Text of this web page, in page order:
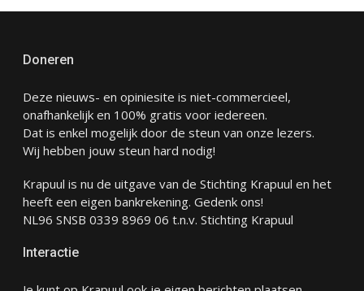
Doneren
Deze nieuws- en opiniesite is niet-commercieel,
onafhankelijk en 100% gratis voor iedereen.
Dat is enkel mogelijk door de steun van onze lezers.
Wij hebben jouw steun hard nodig!
Krapuul is nu de uitgave van de Stichting Krapuul en het
heeft een eigen bankrekening. Gedenk ons!
NL96 SNSB 0339 8969 06 t.n.v. Stichting Krapuul
Interactie